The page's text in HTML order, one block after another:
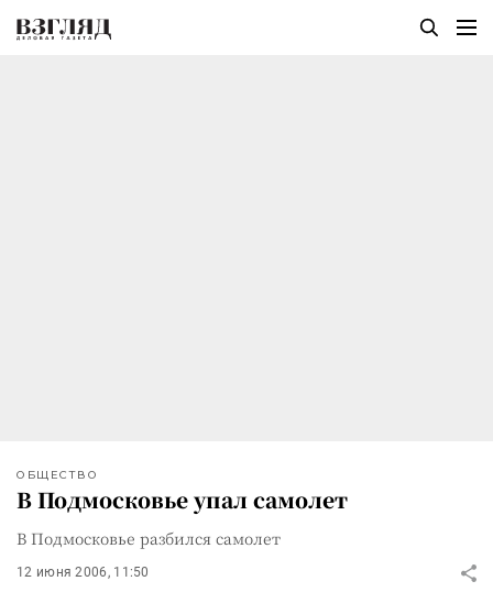
ОБЩЕСТВО
В Подмосковье упал самолет
В Подмосковье разбился самолет
12 июня 2006, 11:50